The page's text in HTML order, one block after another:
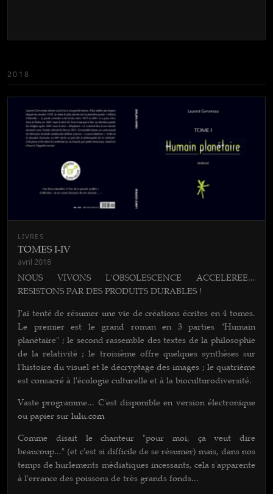
2018
LIVRES
TOMES I-IV
avril 2018
NOUS VIVONS L'OBSOLESCENCE ACCELEREE...
RESISTONS PAR DES PRODUITS DURABLES !
J'ai tenté de résumer une vie de créations écrites en 4 tomes.
Le premier est le grand roman en 3 parties "Humain
planétaire" ; le second rassemble des textes de la philosophie
de la relativité ; le troisième offre quelques synthèses sur
l'histoire du visuel et le décryptage des images ; le quatrième
est consacré à l'écologie culturelle et à la bioculturodiversité.
Vaste programme... C'est disponible en version électronique
ou papier sur lulu.com
Comme disait le chanteur "pour moi, ça veut dire
beaucoup..." (et c'est si difficile de se résumer) mais, dans nos
temps de hurlements médiatiques incessants, cela s'apparente
à l'errance des poissons de très grands fonds...